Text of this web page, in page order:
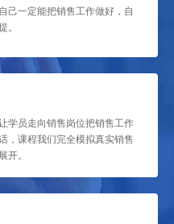
己一定能把销售工作做好，自
。
学员走向销售岗位把销售工作
，课程我们完全模拟真实销售
开。